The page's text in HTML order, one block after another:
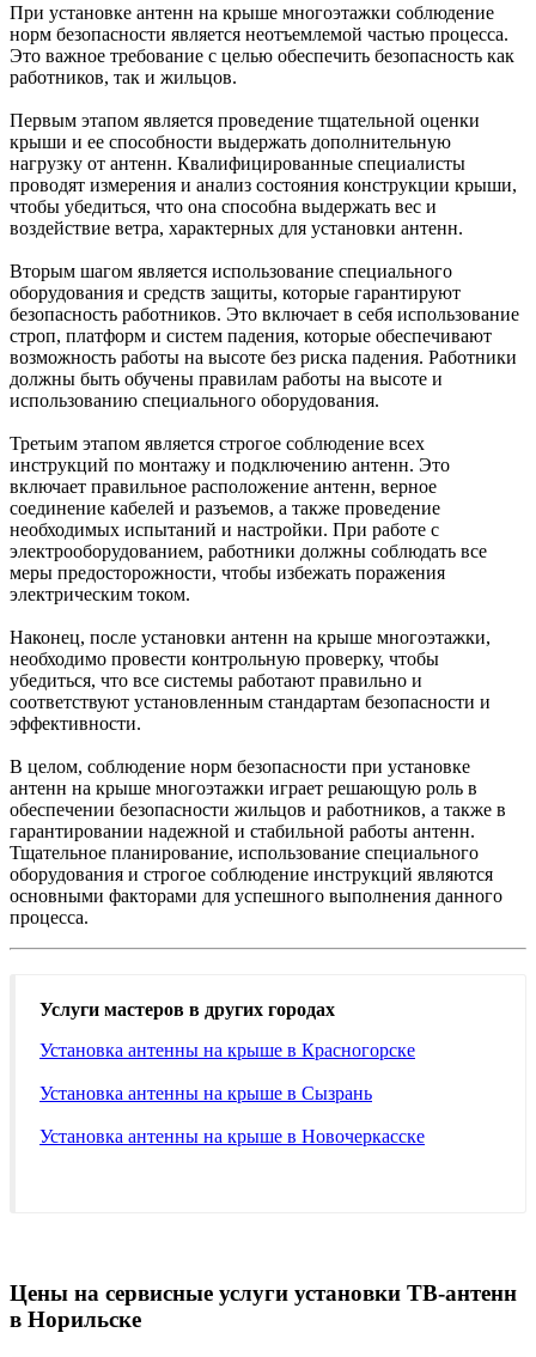
При установке антенн на крыше многоэтажки соблюдение
норм безопасности является неотъемлемой частью процесса.
Это важное требование с целью обеспечить безопасность как
работников, так и жильцов.
Первым этапом является проведение тщательной оценки
крыши и ее способности выдержать дополнительную
нагрузку от антенн. Квалифицированные специалисты
проводят измерения и анализ состояния конструкции крыши,
чтобы убедиться, что она способна выдержать вес и
воздействие ветра, характерных для установки антенн.
Вторым шагом является использование специального
оборудования и средств защиты, которые гарантируют
безопасность работников. Это включает в себя использование
строп, платформ и систем падения, которые обеспечивают
возможность работы на высоте без риска падения. Работники
должны быть обучены правилам работы на высоте и
использованию специального оборудования.
Третьим этапом является строгое соблюдение всех
инструкций по монтажу и подключению антенн. Это
включает правильное расположение антенн, верное
соединение кабелей и разъемов, а также проведение
необходимых испытаний и настройки. При работе с
электрооборудованием, работники должны соблюдать все
меры предосторожности, чтобы избежать поражения
электрическим током.
Наконец, после установки антенн на крыше многоэтажки,
необходимо провести контрольную проверку, чтобы
убедиться, что все системы работают правильно и
соответствуют установленным стандартам безопасности и
эффективности.
В целом, соблюдение норм безопасности при установке
антенн на крыше многоэтажки играет решающую роль в
обеспечении безопасности жильцов и работников, а также в
гарантировании надежной и стабильной работы антенн.
Тщательное планирование, использование специального
оборудования и строгое соблюдение инструкций являются
основными факторами для успешного выполнения данного
процесса.
Услуги мастеров в других городах
Установка антенны на крыше в Красногорске
Установка антенны на крыше в Сызрань
Установка антенны на крыше в Новочеркасске
Цены на сервисные услуги установки ТВ-антенн
в Норильске